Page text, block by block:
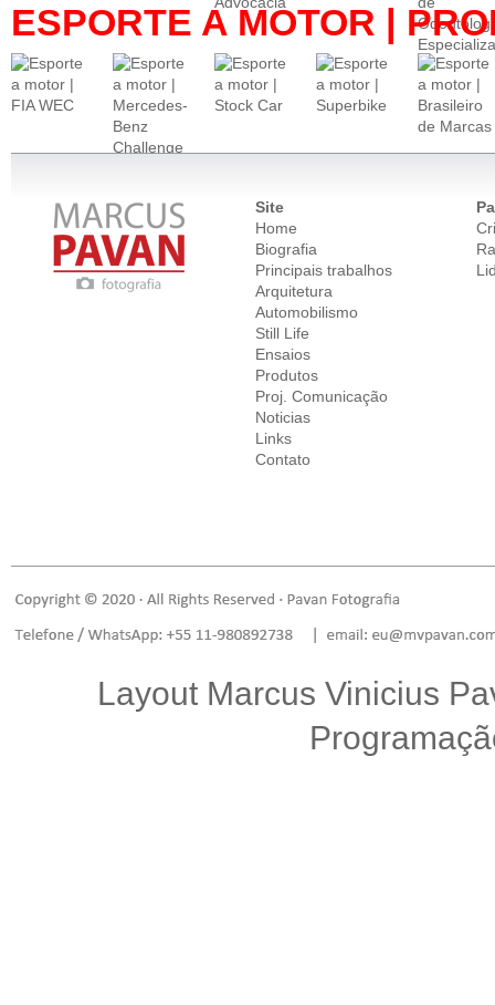
ESPORTE A MOTOR |
Site
Home
Biografia
Principais trabalhos
Arquitetura
Automobilismo
Still Life
Ensaios
Produtos
Proj. Comunicação
Noticias
Links
Contato
Layout Marcus Vinicius